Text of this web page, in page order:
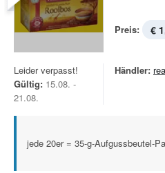
Preis: €
Leider verpasst!
Gültig: 15.08. -
21.08.
Händler:
jede 20er = 35-g-Aufgussbeutel-